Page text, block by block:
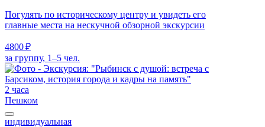
Погулять по историческому центру и увидеть его
главные места на нескучной обзорной экскурсии
4800 ₽
за группу, 1–5 чел.
2 часа
Пешком
индивидуальная